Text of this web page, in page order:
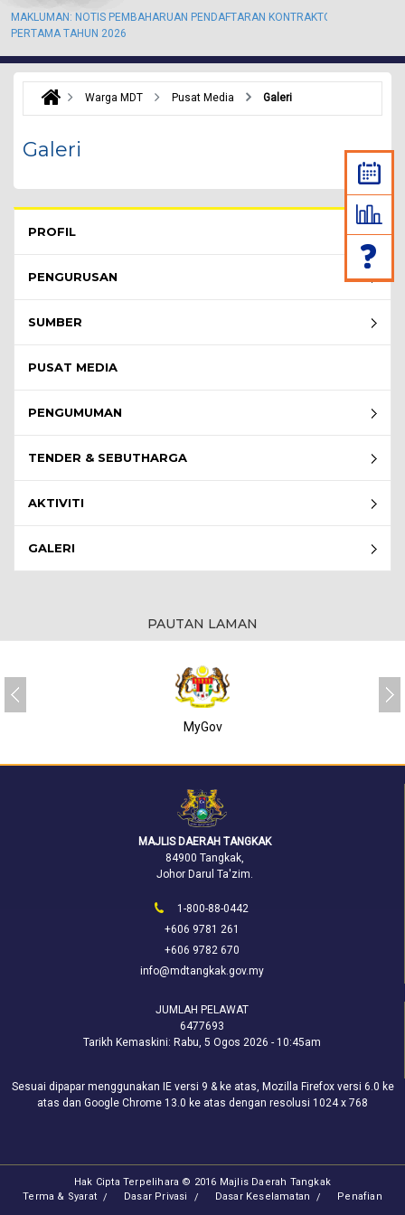
MAKLUMAN: NOTIS PEMBAHARUAN PENDAFTARAN KONTRAKTOR KALI
PERTAMA TAHUN 2026
Warga MDT Pusat Media Galeri
Galeri
PROFIL
PENGURUSAN
SUMBER
PUSAT MEDIA
PENGUMUMAN
TENDER & SEBUTHARGA
AKTIVITI
GALERI
PAUTAN LAMAN
MyGov
MAJLIS DAERAH TANGKAK
84900 Tangkak,
Johor Darul Ta'zim.
1-800-88-0442
+606 9781 261
+606 9782 670
info@mdtangkak.gov.my
JUMLAH PELAWAT
6477693
Tarikh Kemaskini: Rabu, 5 Ogos 2026 - 10:45am
Sesuai dipapar menggunakan IE versi 9 & ke atas, Mozilla Firefox versi 6.0 ke
atas dan Google Chrome 13.0 ke atas dengan resolusi 1024 x 768
Hak Cipta Terpelihara © 2016 Majlis Daerah Tangkak
Terma & Syarat
Dasar Privasi Dasar Keselamatan Penafian